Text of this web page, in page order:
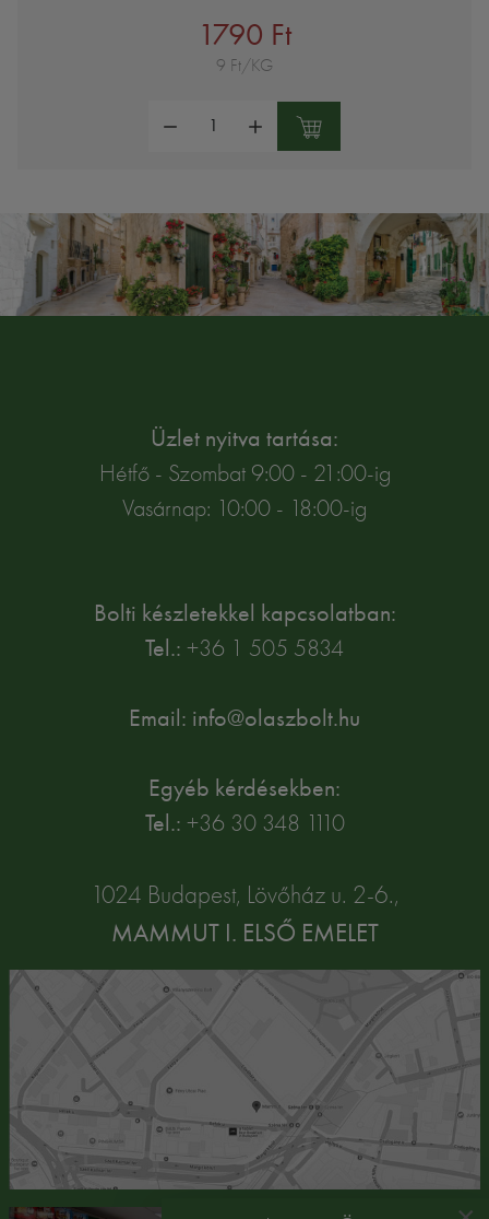
1790 Ft
9 Ft/KG
Üzlet nyitva tartása:
Hétfő - Szombat 9:00 - 21:00-ig
Vasárnap: 10:00 - 18:00-ig
Bolti készletekkel kapcsolatban:
Tel.: +36 1 505 5834
Email: info@olaszbolt.hu
Egyéb kérdésekben:
Tel.: +36 30 348 1110
1024 Budapest, Lövőház u. 2-6.,
MAMMUT I. ELSŐ EMELET